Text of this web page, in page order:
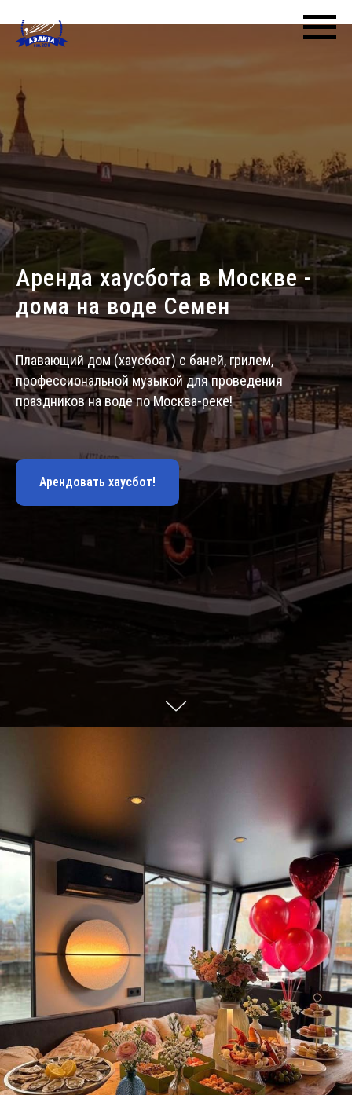
Аренда хаусбота в Москве -
дома на воде Семен
Плавающий дом (хаусбоат) с баней, грилем,
профессиональной музыкой для проведения
праздников на воде по Москва-реке!
Арендовать хаусбот!